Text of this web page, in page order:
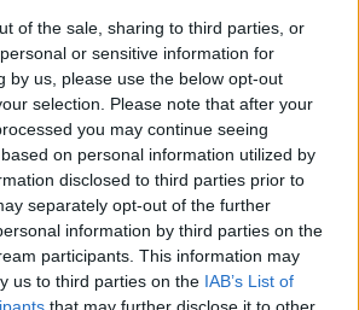
of the sale, sharing to third parties, or
or sensitive information for
by us, please use the below opt-out
selection. Please note that after your
you may continue seeing
on personal information utilized by
disclosed to third parties prior to
separately opt-out of the further
information by third parties on the
participants. This information may
us to third parties on the IAB’s List of